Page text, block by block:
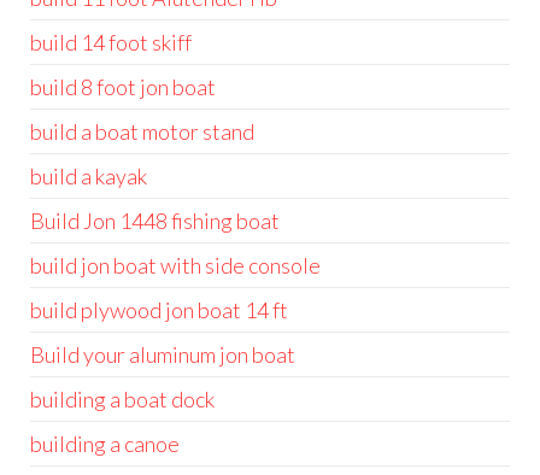
build 14 foot skiff
build 8 foot jon boat
build a boat motor stand
build a kayak
Build Jon 1448 fishing boat
build jon boat with side console
build plywood jon boat 14 ft
Build your aluminum jon boat
building a boat dock
building a canoe